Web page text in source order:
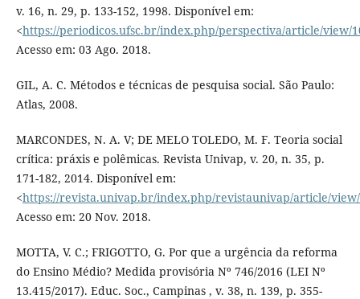
v. 16, n. 29, p. 133-152, 1998. Disponível em:
<https://periodicos.ufsc.br/index.php/perspectiva/article/view/
Acesso em: 03 Ago. 2018.
GIL, A. C. Métodos e técnicas de pesquisa social. São Paulo:
Atlas, 2008.
MARCONDES, N. A. V; DE MELO TOLEDO, M. F. Teoria social
crítica: práxis e polêmicas. Revista Univap, v. 20, n. 35, p.
171-182, 2014. Disponível em:
<https://revista.univap.br/index.php/revistaunivap/article/
Acesso em: 20 Nov. 2018.
MOTTA, V. C.; FRIGOTTO, G. Por que a urgência da reforma
do Ensino Médio? Medida provisória Nº 746/2016 (LEI Nº
13.415/2017). Educ. Soc., Campinas , v. 38, n. 139, p. 355-